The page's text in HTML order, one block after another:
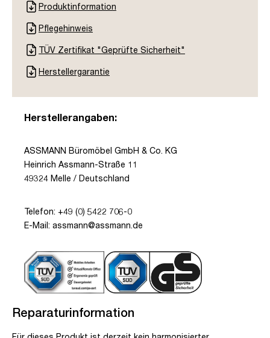
Produktinformation
Pflegehinweis
TÜV Zertifikat "Geprüfte Sicherheit"
Herstellergarantie
Herstellerangaben:
ASSMANN Büromöbel GmbH & Co. KG
Heinrich Assmann-Straße 11
49324 Melle / Deutschland
Telefon: +49 (0) 5422 706-0
E-Mail: assmann@assmann.de
Reparaturinformation